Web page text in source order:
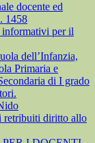
docente ed
1458
informativi per il
dell’Infanzia,
Primaria e
di I grado
retribuiti diritto allo